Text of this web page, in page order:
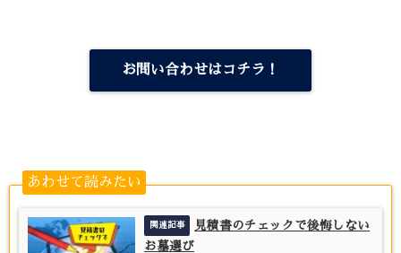
お問い合わせはコチラ！
あわせて読みたい
見積書のチェックで後悔しない
お墓選び